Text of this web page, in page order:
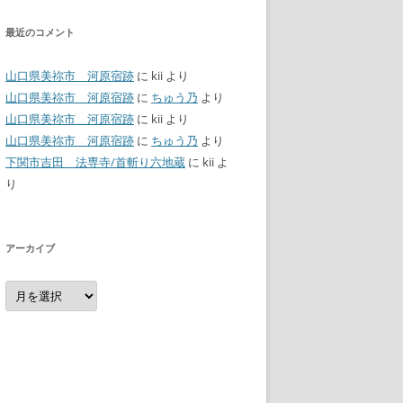
最近のコメント
山口県美祢市 河原宿跡 に kii より
山口県美祢市 河原宿跡 に ちゅう乃 より
山口県美祢市 河原宿跡 に kii より
山口県美祢市 河原宿跡 に ちゅう乃 より
下関市吉田 法専寺/首斬り六地蔵 に kii よ
り
アーカイブ
ア
ー
カ